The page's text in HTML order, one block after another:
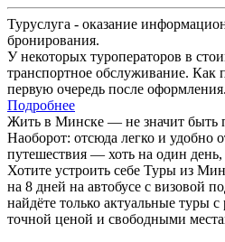
Туруслуга - оказание
бронирования.
У некоторых туроператоров в
транспортное обслуживание. Как
первую очередь после оформления.
Подробнее
Жить в Минске — не значит быть
Наоборот: отсюда легко и удобно
путешествия — хоть на один
Хотите устроить себе Туры из
на 8 дней на автобусе с визовой
найдёте только актуальные туры
точной ценой и свободными